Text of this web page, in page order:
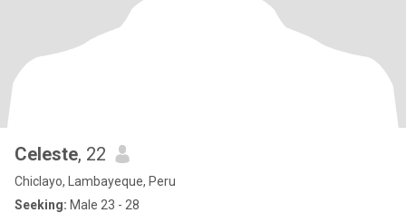
Celeste, 22
Chiclayo, Lambayeque, Peru
Seeking: Male 23 - 28